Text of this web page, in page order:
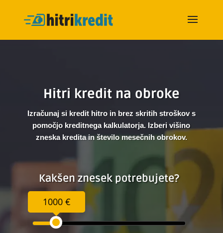
Hitri kredit na obroke
Izračunaj si kredit hitro in brez skritih stroškov s
pomočjo kreditnega kalkulatorja. Izberi višino
zneska kredita in število mesečnih obrokov.
Kakšen znesek potrebujete?
1000 €